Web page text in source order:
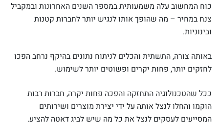
כוח המחשוב עלה משמעותית במספר השנים האחרונות ובמקביל
צנח במחיר – מה שהופך אותו לנגיש יותר לחברות קטנות
ובינוניות.
באותה צורה, התשתית והכלים לניתוח נתונים בהיקף נרחב הפכו
לחזקים יותר, פחות יקרים ופשוטים יותר לשימוש.
ככל שהטכנולוגיה התחזקה והפכה פחות יקרה, חברות רבות
הוקמו והחלו לנצל אותה על ידי יצירת מוצרים ושירותים
המסייעים לעסקים לנצל את כל מה שיש לביג דאטה להציע.